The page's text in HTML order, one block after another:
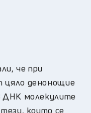
че при
цяло денонощие
ДНК молекулите
които се